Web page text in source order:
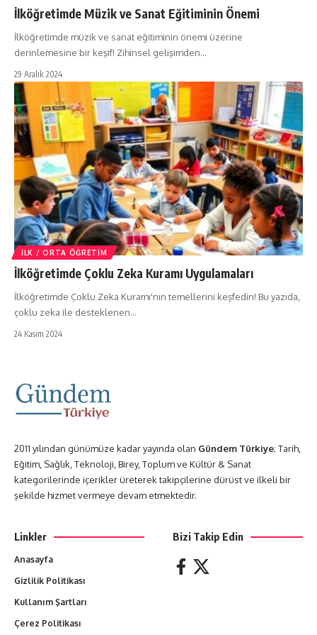
İlköğretimde Müzik ve Sanat Eğitiminin Önemi
İlköğretimde müzik ve sanat eğitiminin önemi üzerine
derinlemesine bir keşif! Zihinsel gelişimden…
29 Aralık 2024
İLK / ORTA ÖĞRETIM
İlköğretimde Çoklu Zeka Kuramı Uygulamaları
İlköğretimde Çoklu Zeka Kuramı'nın temellerini keşfedin! Bu yazıda,
çoklu zeka ile desteklenen…
24 Kasım 2024
2011 yılından günümüze kadar yayında olan Gündem Türkiye; Tarih,
Eğitim, Sağlık, Teknoloji, Birey, Toplum ve Kültür & Sanat
kategorilerinde içerikler üreterek takipçilerine dürüst ve ilkeli bir
şekilde hizmet vermeye devam etmektedir.
Linkler
Anasayfa
Gizlilik Politikası
Kullanım Şartları
Çerez Politikası
Bizi Takip Edin